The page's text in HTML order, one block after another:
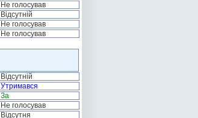
Не голосував
Відсутній
Не голосував
Не голосував
Відсутній
Утримався
За
Не голосував
Відсутня